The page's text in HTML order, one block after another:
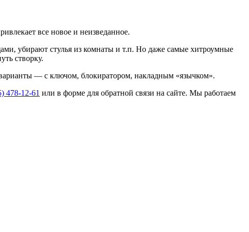
все новое и неизведанное.
убирают стулья из комнаты и т.п. Но даже самые хитроумные
створку.
— с ключом, блокиратором, накладным «язычком».
478-12-61 или в форме для обратной связи на сайте. Мы работаем